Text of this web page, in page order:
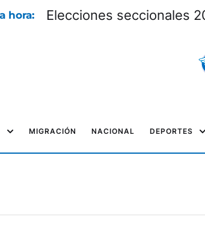
hora: Carpio recibió un
MIGRACIÓN NACIONAL DEPORTES